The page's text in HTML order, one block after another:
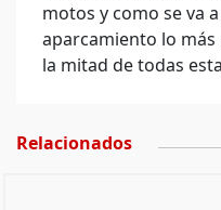
motos y como se va
aparcamiento lo
la mitad de todas
Relacionados